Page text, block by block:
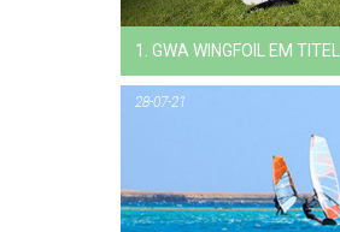
1. GWA WINGFOIL EM TITEL
28-07-21